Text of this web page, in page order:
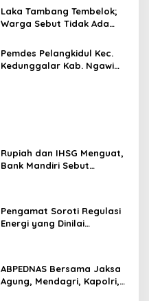
Dipertanyakan
Laka Tambang Tembelok;
Warga Sebut Tidak Ada
Legalitas
Pemdes Pelangkidul Kec.
Kedunggalar Kab. Ngawi
Rupiah dan IHSG Menguat,
Bank Mandiri Sebut
Pengamat Soroti Regulasi
Energi yang Dinilai
ABPEDNAS Bersama Jaksa
Agung, Mendagri, Kapolri,